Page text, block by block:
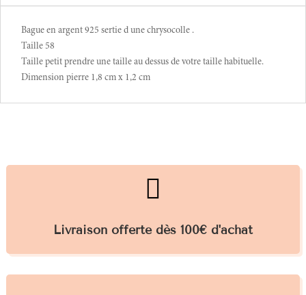
Bague en argent 925 sertie d une chrysocolle .
Taille 58
Taille petit prendre une taille au dessus de votre taille habituelle.
Dimension pierre 1,8 cm x 1,2 cm

Livraison offerte dès 100€ d'achat